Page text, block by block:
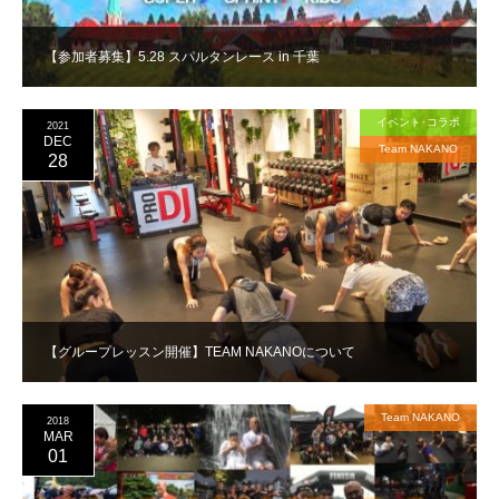
【参加者募集】5.28 スパルタンレース in 千葉
【グループレッスン開催】TEAM NAKANOについて
2021
DEC
28
イベント･コラボ
Team NAKANO
2018
MAR
01
Team NAKANO